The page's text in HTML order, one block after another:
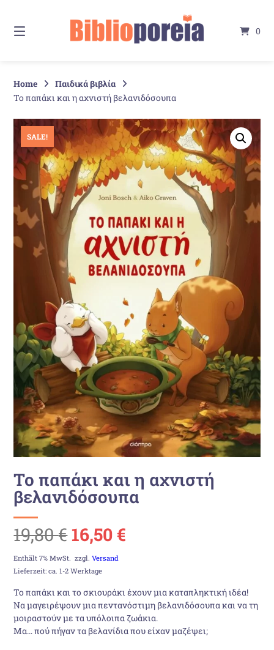
Inhalt
0
Home
Παιδικά βιβλία
Το παπάκι και η αχνιστή βελανιδόσουπα
SALE!
Το παπάκι και η αχνιστή
βελανιδόσουπα
19,80€ Ursprünglicher
Preis
war:
19,80 €
16,50€
ist:
16,50 €.
Enthält 7% MwSt. zzgl.Versand
Lieferzeit: ca. 1-2 Werktage
Το παπάκι και το σκιουράκι έχουν μια καταπληκτική ιδέα!
Να μαγειρέψουν μια πεντανόστιμη βελανιδόσουπα και να τη
μοιραστούν με τα υπόλοιπα ζωάκια.
Μα… πού πήγαν τα βελανίδια που είχαν μαζέψει;